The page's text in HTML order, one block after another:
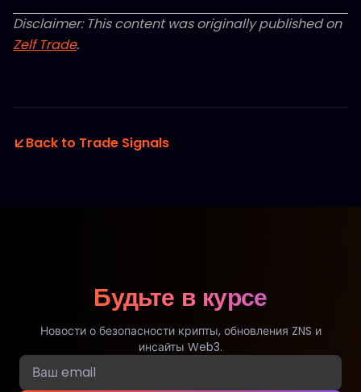
Disclaimer: This content was originally published on
Zelf Trade.
Back to Trade Signals
Будьте в курсе
Новости о безопасности крипты, обновления ZNS и
инсайты Web3.